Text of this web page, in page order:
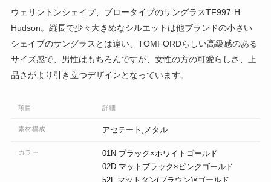
ウェリントンシェイプ、ブロータイプのサングラスTF997-H
Hudson。縦長で少々大きめなシルエットは他ブランドの小さい
シェイプのサングラスとは違い、TOMFORDらしい高級感のある
サイズ感で、男性はもちろんですが、女性の方の可愛らしさ、上
品さがより引き立つデザインとなっています。
項目 詳細
素材構成 アセテート,メタル
カラー
01N ブラック×ホワイトゴールド
02D マットブラック×ピンクゴールド
52L マットタン(ブラウン)×ゴールド